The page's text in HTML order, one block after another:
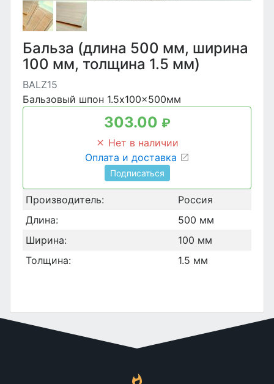
Бальза (длина 500 мм, ширина
100 мм, толщина 1.5 мм)
BALZ15
Бальзовый шпон 1.5x100x500мм
303.00 ₽
Нет в наличии
Оплата и доставка
Подписаться
Производитель:
Россия
Длина:
500 мм
Ширина:
100 мм
Толщина:
1.5 мм